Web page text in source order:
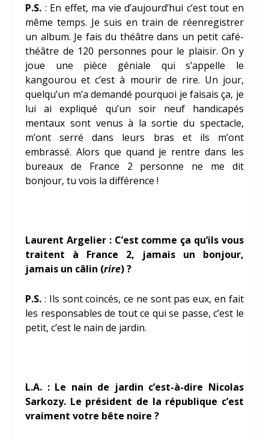
P.S. : En effet, ma vie d’aujourd’hui c’est tout en
même temps. Je suis en train de réenregistrer
un album. Je fais du théâtre dans un petit café-
théâtre de 120 personnes pour le plaisir. On y
joue une pièce géniale qui s’appelle le
kangourou et c’est à mourir de rire. Un jour,
quelqu’un m’a demandé pourquoi je faisais ça, je
lui ai expliqué qu’un soir neuf handicapés
mentaux sont venus à la sortie du spectacle,
m’ont serré dans leurs bras et ils m’ont
embrassé. Alors que quand je rentre dans les
bureaux de France 2 personne ne me dit
bonjour, tu vois la différence !
Laurent Argelier : C’est comme ça qu’ils vous
traitent à France 2, jamais un bonjour,
jamais un câlin (rire) ?
P.S. : Ils sont coincés, ce ne sont pas eux, en fait
les responsables de tout ce qui se passe, c’est le
petit, c’est le nain de jardin.
L.A. : Le nain de jardin c’est-à-dire Nicolas
Sarkozy. Le président de la république c’est
vraiment votre bête noire ?